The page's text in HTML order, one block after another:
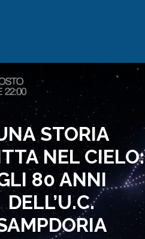
STORIA
NEL CIELO:
80 ANNI
DELL’U.C.